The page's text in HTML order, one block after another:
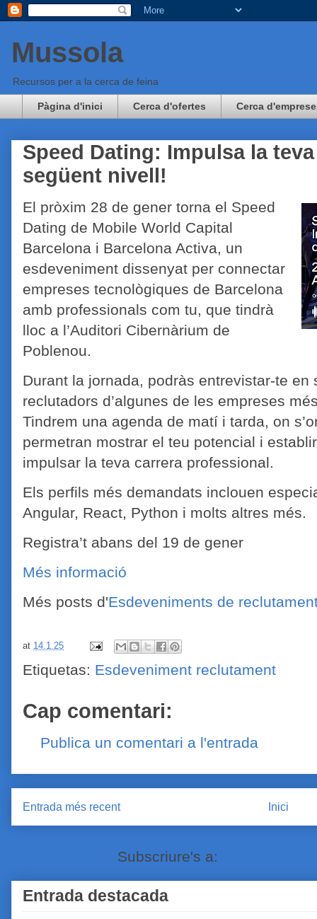
Mussola
Recursos per a la cerca de feina
Pàgina d'inici Cerca d'ofertes Cerca
Speed Dating: Impulsa la
següent nivell!
El pròxim 28 de gener torna el Speed
Dating de Mobile World Capital
Barcelona i Barcelona Activa, un
esdeveniment dissenyat per connectar
empreses tecnològiques de Barcelona
amb professionals com tu, que tindrà
lloc a l’Auditori Cibernàrium de
Poblenou.
Durant la jornada, podràs entrevistar-te
reclutadors d’algunes de les empreses
Tindrem una agenda de matí i tarda, on
permetran mostrar el teu potencial i
impulsar la teva carrera professional.
Els perfils més demandats inclouen
Angular, React, Python i molts altres més.
Registra’t abans del 19 de gener
Més informació
Més posts d'Esdeveniments de
at 14.1.25
Etiquetas: Esdeveniment reclutament
Cap comentari:
Publica un comentari a l'entrada
Entrada més recent Inici
Subscriure's a:
Entrada destacada